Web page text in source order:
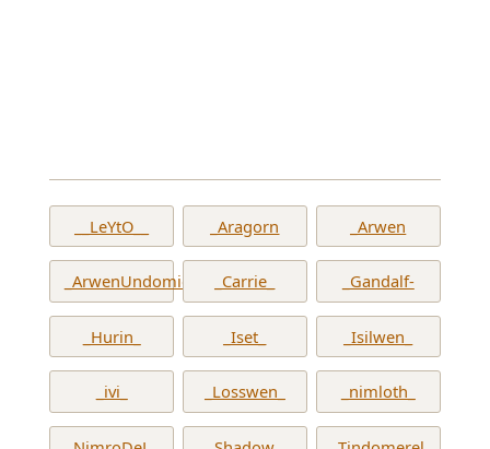
__LeYtO__ _Aragorn _Arwen
_ArwenUndomiel_ _Carrie_ _Gandalf-
_Hurin_ _Iset_ _Isilwen_
_ivi_ _Losswen_ _nimloth_